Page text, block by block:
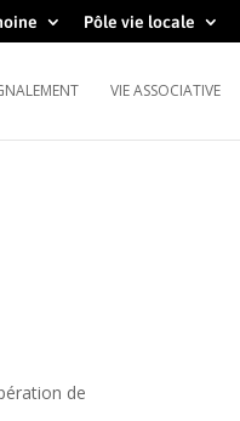
Pôle vie locale
VIE ASSOCIATIVE
de